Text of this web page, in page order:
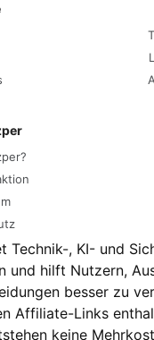
Technik-, KI- und
und hilft Nutzern,
besser zu
Affiliate-Links
keine